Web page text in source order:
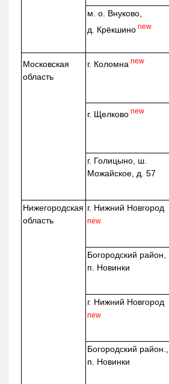
м. о. Внуково,
д. Крёкшино new
Московская
область
г. Коломна new
г. Щелково new
г. Голицыно, ш.
Можайское, д. 57
Нижегородская
область
г. Нижний Новгород
new
Богородский район,
п. Новинки
г. Нижний Новгород
new
Богородский район.,
п. Новинки